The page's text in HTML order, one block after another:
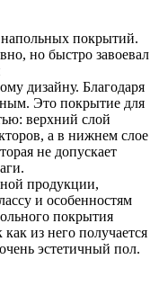
покрытий.
но быстро завоевал
дизайну. Благодаря
Это покрытие для
верхний слой
а в нижнем слое
не допускает
продукции,
и особенностям
покрытия
из него получается
эстетичный пол.